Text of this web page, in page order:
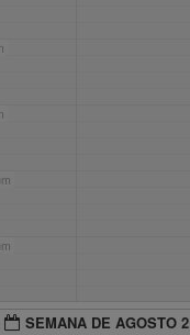
SEMANA DE AGOSTO 2